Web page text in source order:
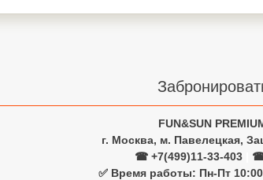
FUN&SUN
г. Москва, м. Павелецкая,
☎ +7(499)11-33-403
☎
✅ Время работы: Пн-Пт